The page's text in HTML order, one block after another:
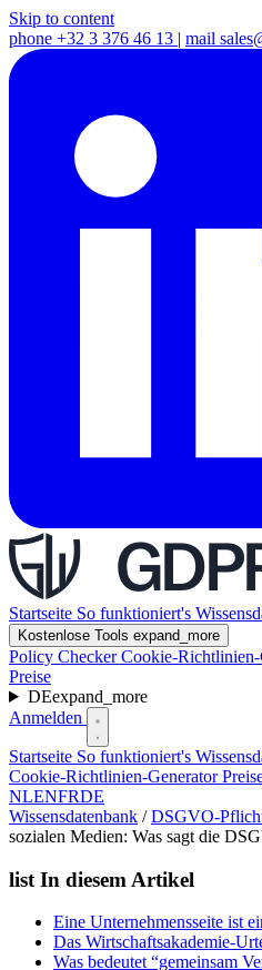
Skip to content
phone +32 3 376 46 13 | mail
Startseite So funktioniert's
Kostenlose Tools expand_more
Policy CheckerCookie-Richtlinien-
Preise
DEexpand_more
Anmelden
Startseite So funktioniert's
Cookie-Richtlinien-Generator
NLENFRDE
Wissensdatenbank / DSGVO-
sozialen Medien: Was sagt die
list In diesem Artikel
Eine Unternehmensseite ist
Das Wirtschaftsakademie-
Was bedeutet “gemeinsam